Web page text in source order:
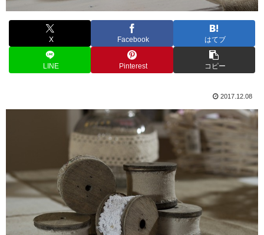
X Facebook はてブ
LINE Pinterest コピー
2017.12.08